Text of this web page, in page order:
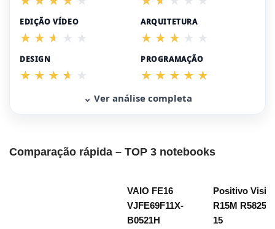
EDIÇÃO VÍDEO ARQUITETURA
DESIGN PROGRAMAÇÃO
⌄ Ver análise completa
Comparação rápida – TOP 3 notebooks
VAIO FE16
VJFE69F11X-
B0521H
Positivo
R15M
15